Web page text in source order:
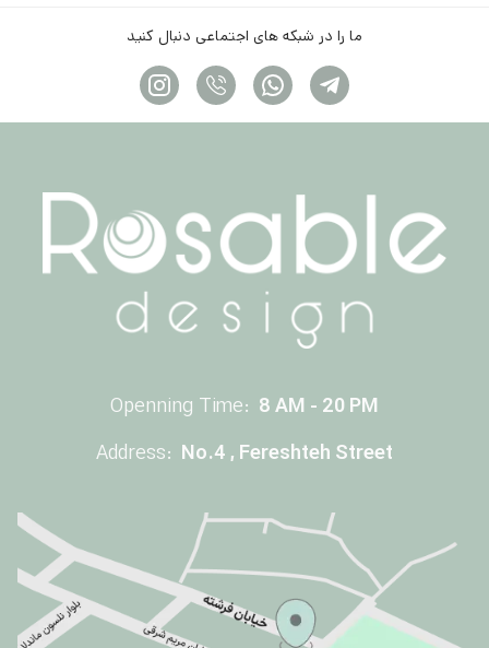
ما را در شبکه های اجتماعی دنبال کنید
Openning Time: 8 AM - 20 PM
Address: No.4 , Fereshteh Street